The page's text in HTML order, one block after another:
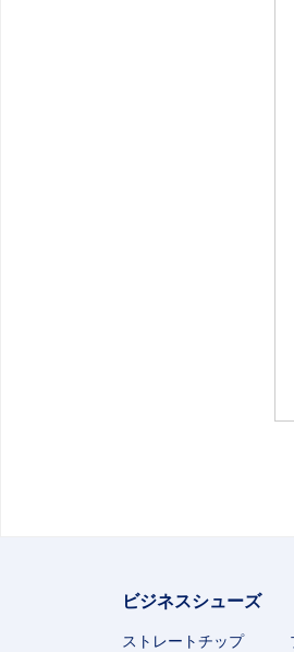
ビジネスシューズ
ストレートチップ